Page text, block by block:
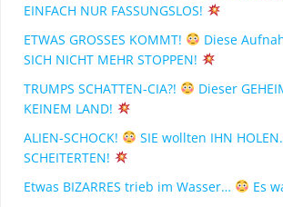
EINFACH NUR FASSUNGSLOS!
ETWAS GROSSES KOMMT!
Diese
SICH NICHT MEHR STOPPEN!
TRUMPS SCHATTEN-CIA?!
Dieser
KEINEM LAND!
ALIEN-SCHOCK!
SIE wollten IHN
SCHEITERTEN!
Etwas BIZARRES trieb im Wasser…
Es